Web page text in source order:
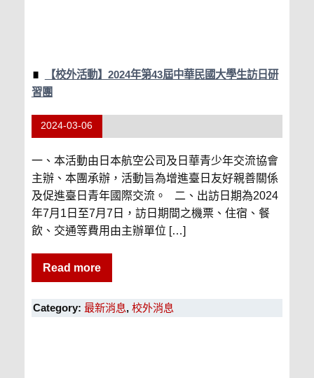
【校外活動】2024年第43屆中華民國大學生訪日研
習團
2024-03-06
一、本活動由日本航空公司及日華青少年交流協會
主辦、本團承辦，活動旨為增進臺日友好親善關係
及促進臺日青年國際交流。 二、出訪日期為2024
年7月1日至7月7日，訪日期間之機票、住宿、餐
飲、交通等費用由主辦單位 […]
Read more
Category: 最新消息, 校外消息